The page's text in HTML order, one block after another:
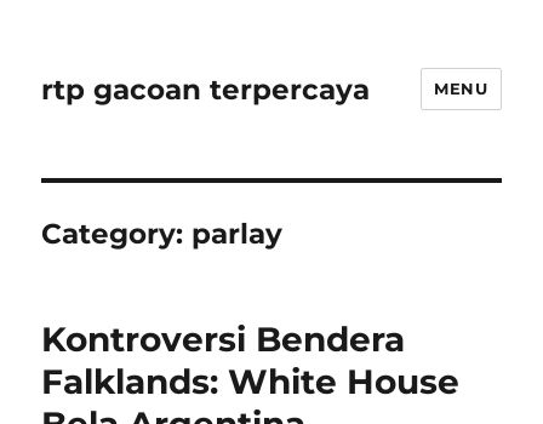
rtp gacoan terpercaya MENU
Category: parlay
Kontroversi Bendera
Falklands: White House